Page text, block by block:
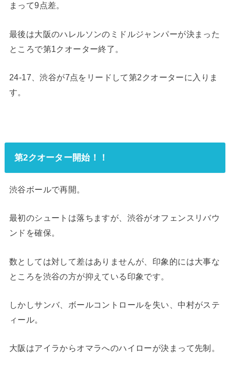
まって9点差。
最後は大阪のハレルソンのミドルジャンパーが決まった
ところで第1クオーター終了。
24-17、渋谷が7点をリードして第2クオーターに入りま
す。
第2クオーター開始！！
渋谷ボールで再開。
最初のシュートは落ちますが、渋谷がオフェンスリバウ
ンドを確保。
数としては対して差はありませんが、印象的には大事な
ところを渋谷の方が抑えている印象です。
しかしサンバ、ボールコントロールを失い、中村がステ
ィール。
大阪はアイラからオマラへのハイローが決まって先制。